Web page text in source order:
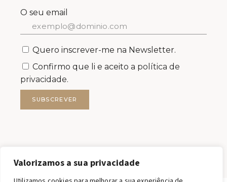
Valorizamos a sua privacidade
O seu email
Quero inscrever-me na Newsletter.
Confirmo que li e aceito a política de
privacidade.
SUBSCREVER